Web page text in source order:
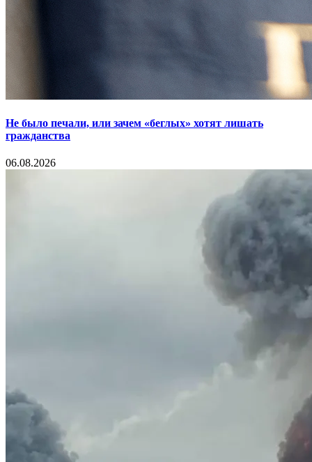
Не было печали, или зачем «беглых» хотят лишать
гражданства
06.08.2026